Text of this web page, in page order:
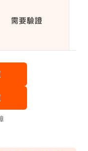
需要驗證